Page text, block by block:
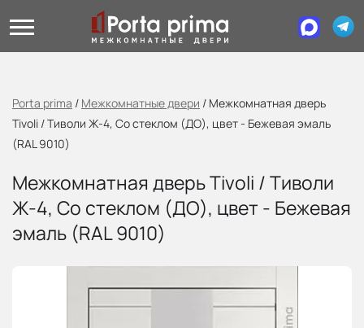
Porta prima / Межкомнатные двери / Межкомнатная дверь
Tivoli / Тиволи Ж-4, Со стеклом (ДО), цвет - Бежевая эмаль
(RAL 9010)
Межкомнатная дверь Tivoli / Тиволи
Ж-4, Со стеклом (ДО), цвет - Бежевая
эмаль (RAL 9010)